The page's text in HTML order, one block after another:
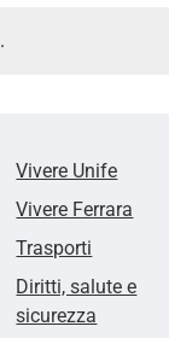
.
Vivere Unife
Vivere Ferrara
Trasporti
Diritti, salute e
sicurezza